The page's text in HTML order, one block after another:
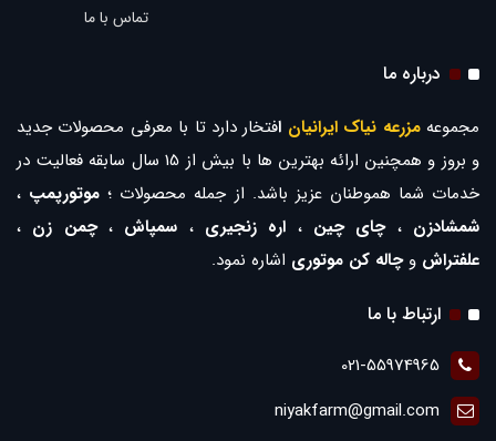
تماس با ما
درباره ما
مجموعهمزرعه نیاک ایرانیان افتخار دارد تا با معرفی محصولات جدید
و بروز و همچنین ارائه بهترین ها با بیش از 15 سال سابقه فعالیت در
خدمات شما هموطنان عزیز باشد. از جمله محصولات ؛ موتورپمپ ،
شمشادزن ،چای چین ، اره زنجیری ، سمپاش ،چمن زن ،
علفتراش وچاله کن موتوری اشاره نمود.
ارتباط با ما
021-55974965
niyakfarm@gmail.com